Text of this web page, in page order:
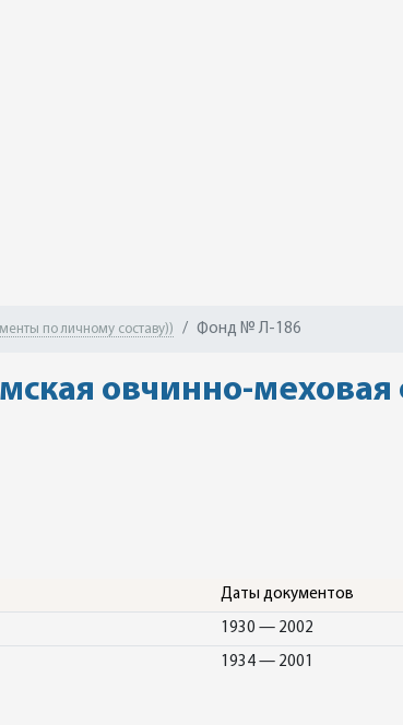
по личному составу)) Фонд № Л-186
овчинно-меховая
Даты документов
1930 — 2002
1934 — 2001